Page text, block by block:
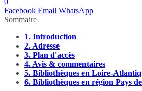
Facebook Email WhatsApp
Sommaire
1. Introduction
2. Adresse
3. Plan d'accès
4. Avis & commentaires
5. Bibliothèques en Loire-
6. Bibliothèques en région Pays